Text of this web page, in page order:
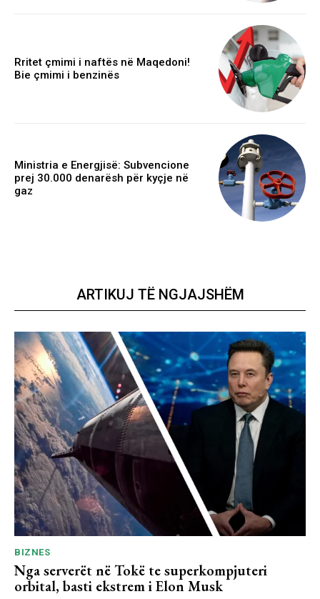
Rritet çmimi i naftës në Maqedoni!
Bie çmimi i benzinës
Ministria e Energjisë: Subvencione
prej 30.000 denarësh për kyçje në
gaz
ARTIKUJ TË NGJAJSHËM
BIZNES
Nga serverët në Tokë te superkompjuteri
orbital, basti ekstrem i Elon Musk